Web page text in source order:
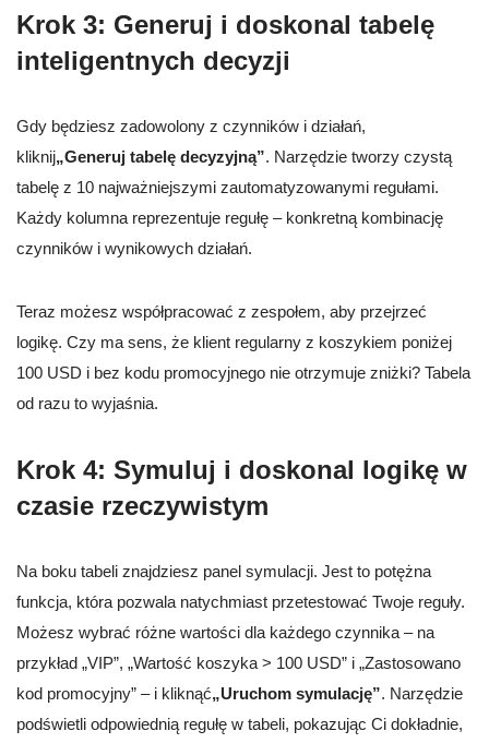
Krok 3: Generuj i doskonal tabelę
inteligentnych decyzji
Gdy będziesz zadowolony z czynników i działań,
kliknij„Generuj tabelę decyzyjną”. Narzędzie tworzy czystą
tabelę z 10 najważniejszymi zautomatyzowanymi regułami.
Każdy kolumna reprezentuje regułę – konkretną kombinację
czynników i wynikowych działań.
Teraz możesz współpracować z zespołem, aby przejrzeć
logikę. Czy ma sens, że klient regularny z koszykiem poniżej
100 USD i bez kodu promocyjnego nie otrzymuje zniżki? Tabela
od razu to wyjaśnia.
Krok 4: Symuluj i doskonal logikę w
czasie rzeczywistym
Na boku tabeli znajdziesz panel symulacji. Jest to potężna
funkcja, która pozwala natychmiast przetestować Twoje reguły.
Możesz wybrać różne wartości dla każdego czynnika – na
przykład „VIP”, „Wartość koszyka > 100 USD” i „Zastosowano
kod promocyjny” – i kliknąć„Uruchom symulację”. Narzędzie
podświetli odpowiednią regułę w tabeli, pokazując Ci dokładnie,